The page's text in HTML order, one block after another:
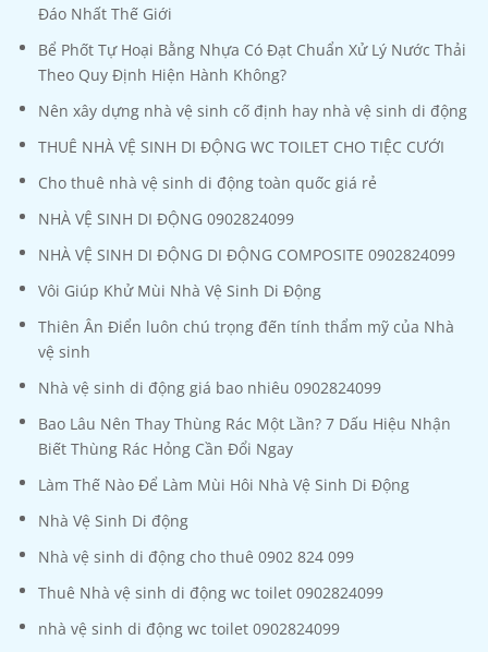
Đáo Nhất Thế Giới
Bể Phốt Tự Hoại Bằng Nhựa Có Đạt Chuẩn Xử Lý Nước Thải
Theo Quy Định Hiện Hành Không?
Nên xây dựng nhà vệ sinh cố định hay nhà vệ sinh di động
THUÊ NHÀ VỆ SINH DI ĐỘNG WC TOILET CHO TIỆC CƯỚI
Cho thuê nhà vệ sinh di động toàn quốc giá rẻ
NHÀ VỆ SINH DI ĐỘNG 0902824099
NHÀ VỆ SINH DI ĐỘNG DI ĐỘNG COMPOSITE 0902824099
Vôi Giúp Khử Mùi Nhà Vệ Sinh Di Động
Thiên Ân Điển luôn chú trọng đến tính thẩm mỹ của Nhà
vệ sinh
Nhà vệ sinh di động giá bao nhiêu 0902824099
Bao Lâu Nên Thay Thùng Rác Một Lần? 7 Dấu Hiệu Nhận
Biết Thùng Rác Hỏng Cần Đổi Ngay
Làm Thế Nào Để Làm Mùi Hôi Nhà Vệ Sinh Di Động
Nhà Vệ Sinh Di động
Nhà vệ sinh di động cho thuê 0902 824 099
Thuê Nhà vệ sinh di động wc toilet 0902824099
nhà vệ sinh di động wc toilet 0902824099